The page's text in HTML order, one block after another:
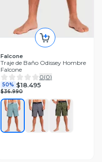
Falcone
Traje de Baño Odissey Hombre
Falcone
0(0)
50% $18.495
$36.990